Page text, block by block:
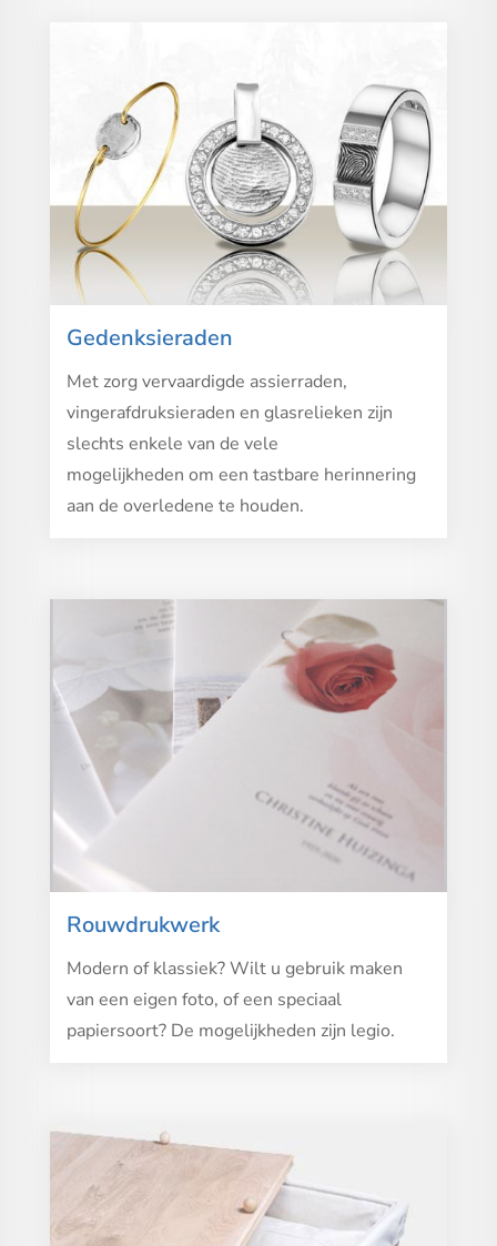
Gedenksieraden
Met zorg vervaardigde assierraden,
vingerafdruksieraden en glasrelieken zijn
slechts enkele van de vele
mogelijkheden om een tastbare herinnering
aan de overledene te houden.
Rouwdrukwerk
Modern of klassiek? Wilt u gebruik maken
van een eigen foto, of een speciaal
papiersoort? De mogelijkheden zijn legio.